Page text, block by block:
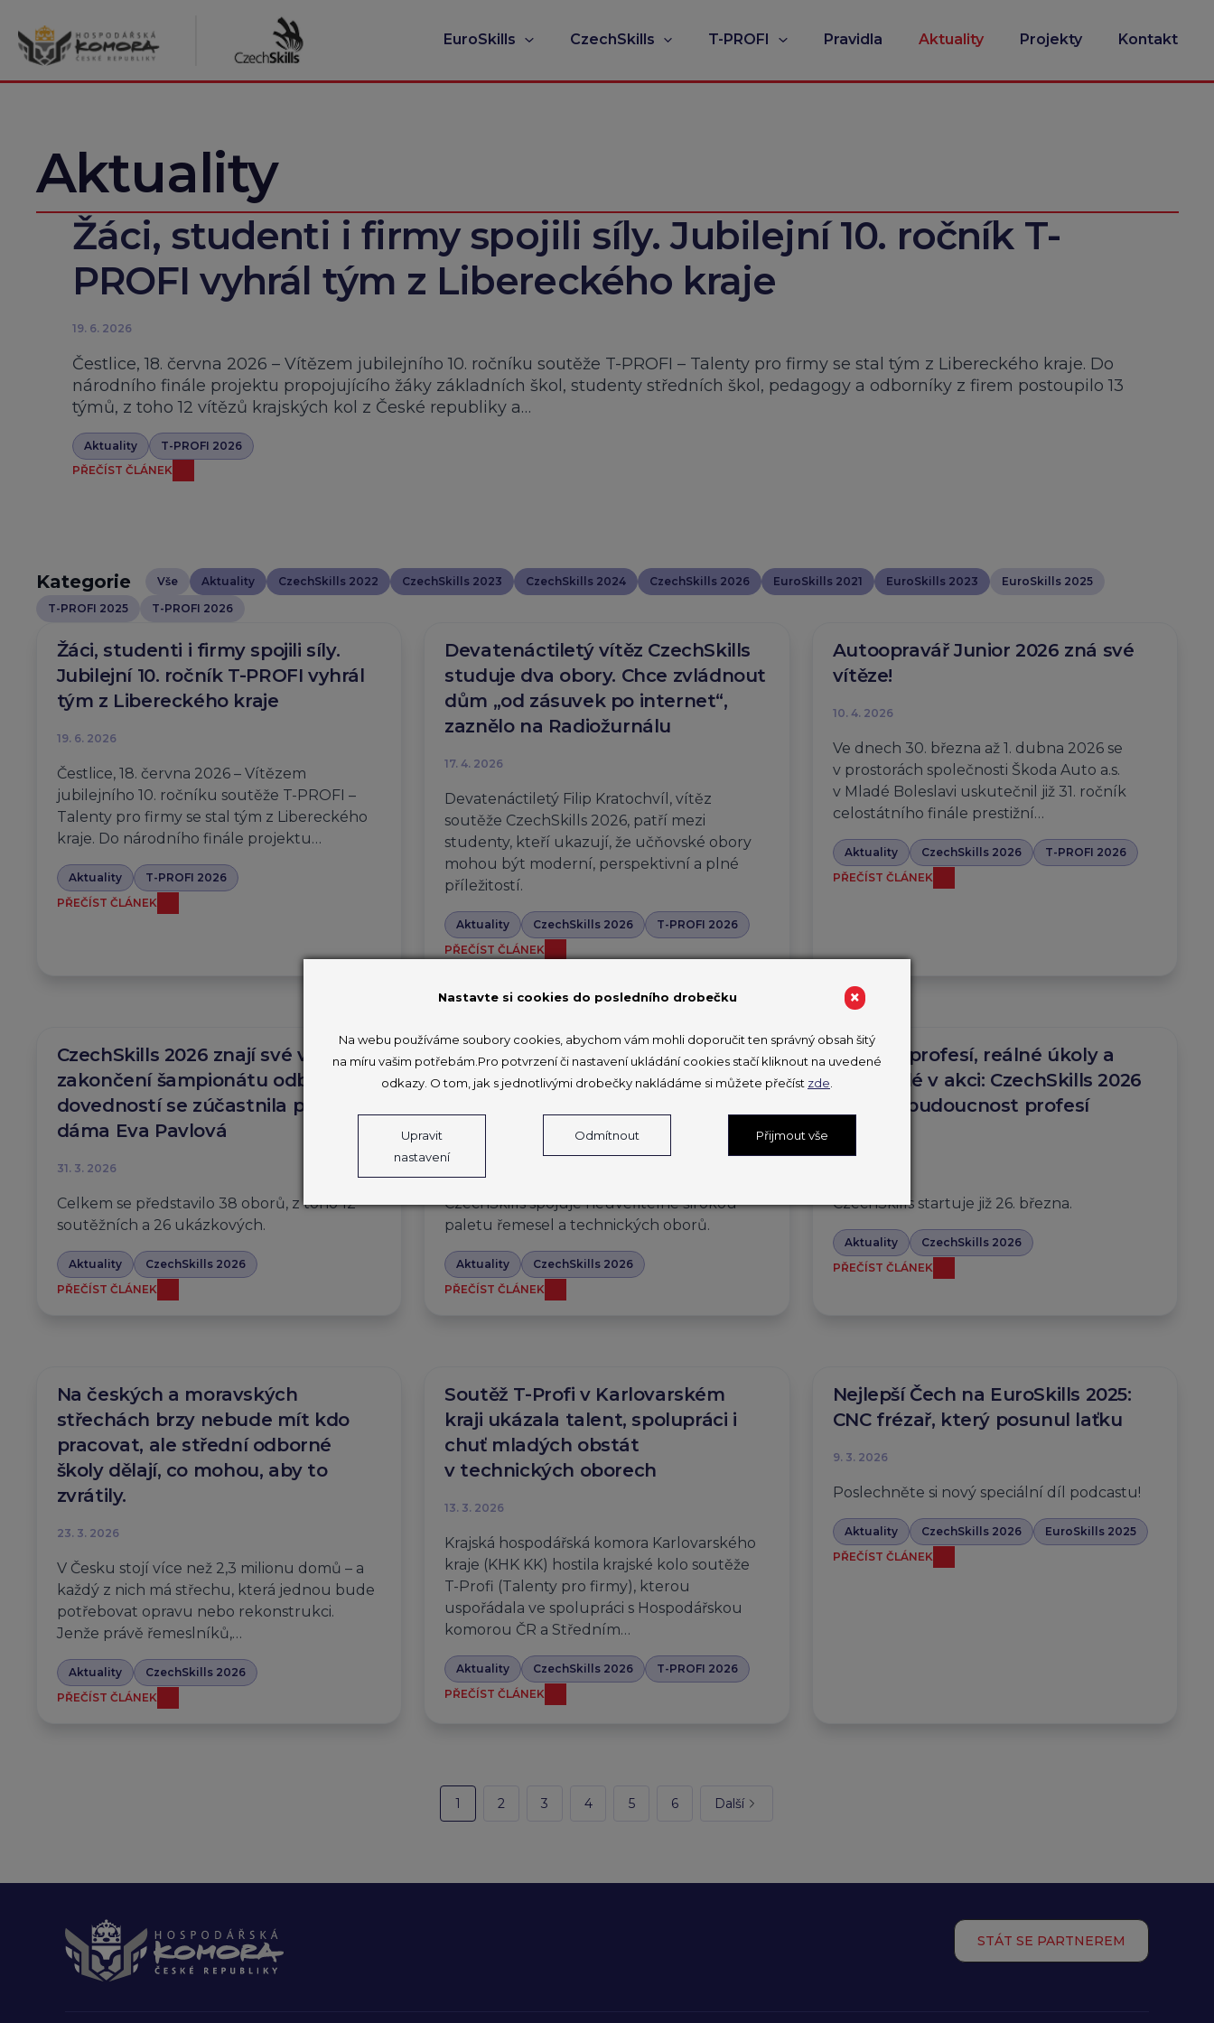
obsah
EuroSkills CzechSkills T-PROFI Pravidla Aktuality Projekty Kontakt
Aktuality
Žáci, studenti i firmy spojili síly. Jubilejní 10. ročník T-
PROFI vyhrál tým z Libereckého kraje
19. 6. 2026
Čestlice, 18. června 2026 – Vítězem jubilejního 10. ročníku soutěže T-PROFI – Talenty pro firmy se stal tým z Libereckého kraje. Do
národního finále projektu propojujícího žáky základních škol, studenty středních škol, pedagogy a odborníky z firem postoupilo 13
týmů, z toho 12 vítězů krajských kol z České republiky a…
Aktuality
T-PROFI 2026
PŘEČÍST ČLÁNEK
Kategorie Vše Aktuality CzechSkills 2022 CzechSkills 2023 CzechSkills 2024 CzechSkills 2026 EuroSkills 2021 EuroSkills 2023
EuroSkills 2025
T-PROFI 2025
T-PROFI 2026
Žáci, studenti i firmy spojili síly.
Jubilejní 10. ročník T-PROFI vyhrál
tým z Libereckého kraje
19. 6. 2026
Čestlice, 18. června 2026 – Vítězem
jubilejního 10. ročníku soutěže T-PROFI –
Talenty pro firmy se stal tým z Libereckého
kraje. Do národního finále projektu…
Aktuality
T-PROFI 2026
PŘEČÍST ČLÁNEK
Devatenáctiletý vítěz CzechSkills
studuje dva obory. Chce zvládnout
dům „od zásuvek po internet“,
zaznělo na Radiožurnálu
17. 4. 2026
Devatenáctiletý Filip Kratochvíl, vítěz
soutěže CzechSkills 2026, patří mezi
studenty, kteří ukazují, že učňovské obory
mohou být moderní, perspektivní a plné
příležitostí.
Aktuality CzechSkills 2026
T-PROFI 2026
PŘEČÍST ČLÁNEK
Autoopravář Junior 2026 zná své
vítěze!
10. 4. 2026
Ve dnech 30. března až 1. dubna 2026 se
v prostorách společnosti Škoda Auto a.s.
v Mladé Boleslavi uskutečnil již 31. ročník
celostátního finále prestižní…
Aktuality CzechSkills 2026
T-PROFI 2026
PŘEČÍST ČLÁNEK
CzechSkills 2026 znají své vítěze,
zakončení šampionátu odborných
dovedností se zúčastnila první
dáma Eva Pavlová
31. 3. 2026
Celkem se představilo 38 oborů, z toho 12
soutěžních a 26 ukázkových.
Aktuality
CzechSkills 2026
PŘEČÍST ČLÁNEK
V Brně soutěží 150 mladých
profesionálů na druhém národním
CzechSkills spojuje neuvěřitelně širokou
paletu řemesel a technických oborů.
Aktuality
CzechSkills 2026
PŘEČÍST ČLÁNEK
Desítky profesí, reálné úkoly a
mladí lidé v akci: CzechSkills 2026
ukážou budoucnost profesí
CzechSkills startuje již 26. března.
Aktuality
CzechSkills 2026
PŘEČÍST ČLÁNEK
Na českých a moravských
střechách brzy nebude mít kdo
pracovat, ale střední odborné
školy dělají, co mohou, aby to
zvrátily.
23. 3. 2026
V Česku stojí více než 2,3 milionu domů – a
každý z nich má střechu, která jednou bude
potřebovat opravu nebo rekonstrukci.
Jenže právě řemeslníků,…
Aktuality
CzechSkills 2026
PŘEČÍST ČLÁNEK
Soutěž T-Profi v Karlovarském
kraji ukázala talent, spolupráci i
chuť mladých obstát
v technických oborech
13. 3. 2026
Krajská hospodářská komora Karlovarského
kraje (KHK KK) hostila krajské kolo soutěže
T-Profi (Talenty pro firmy), kterou
uspořádala ve spolupráci s Hospodářskou
komorou ČR a Středním…
Aktuality CzechSkills 2026
T-PROFI 2026
PŘEČÍST ČLÁNEK
Nejlepší Čech na EuroSkills 2025:
CNC frézař, který posunul laťku
9. 3. 2026
Poslechněte si nový speciální díl podcastu!
Aktuality CzechSkills 2026
EuroSkills 2025
PŘEČÍST ČLÁNEK
1 2 3 4 5 6 Další
STÁT SE PARTNEREM
×
Nastavte si cookies do posledního drobečku
Na webu používáme soubory cookies, abychom vám mohli doporučit ten správný obsah šitý
na míru vašim potřebám.Pro potvrzení či nastavení ukládání cookies stačí kliknout na uvedené
odkazy. O tom, jak s jednotlivými drobečky nakládáme si můžete přečíst zde
Upravit
nastavení
Odmítnout Přijmout vše